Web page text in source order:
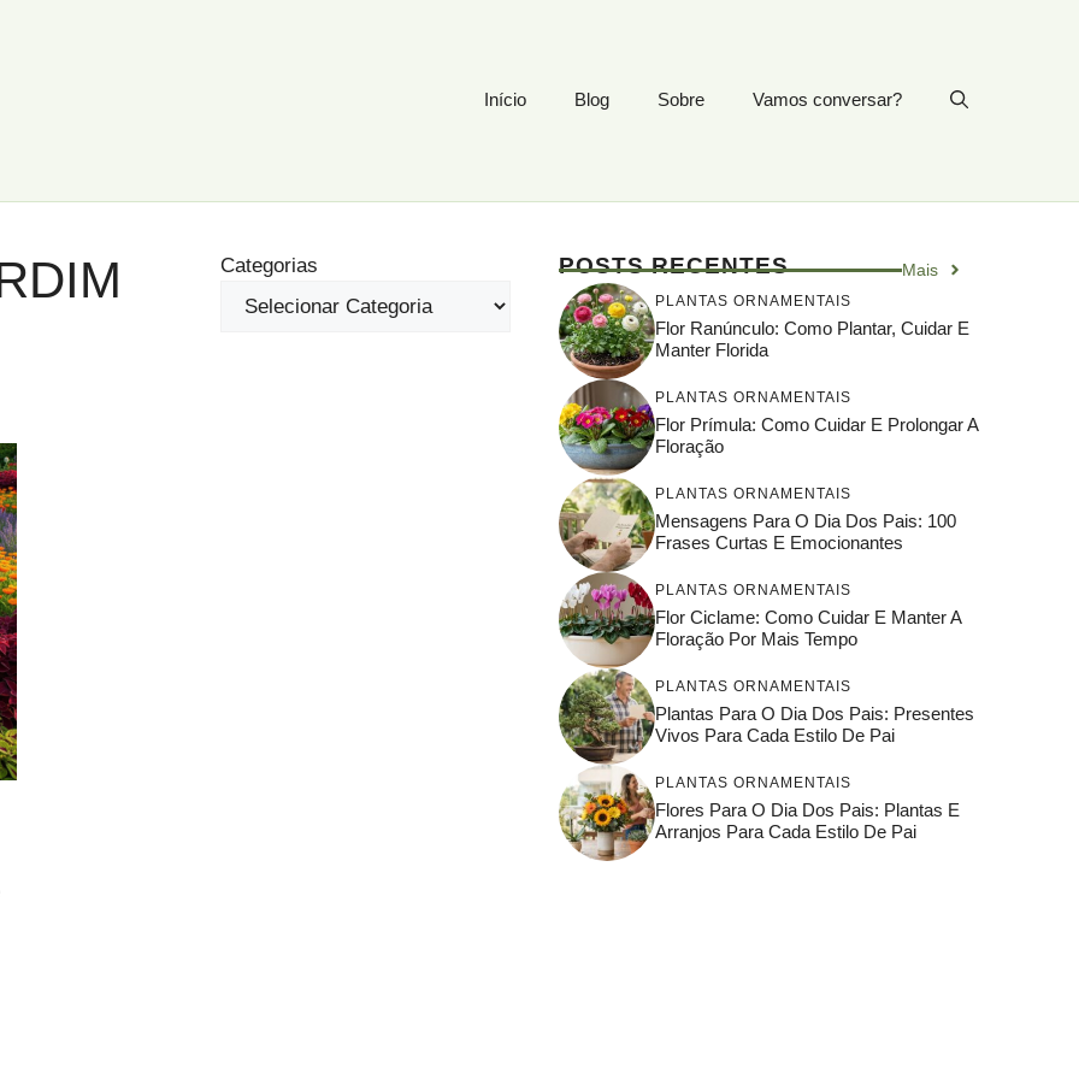
Início Blog Sobre Vamos conversar?
Categorias POSTS RECENTES Mais
PLANTAS ORNAMENTAIS
Flor Ranúnculo: Como Plantar, Cuidar E
Manter Florida
PLANTAS ORNAMENTAIS
Flor Prímula: Como Cuidar E Prolongar A
Floração
PLANTAS ORNAMENTAIS
Mensagens Para O Dia Dos Pais: 100
Frases Curtas E Emocionantes
PLANTAS ORNAMENTAIS
Flor Ciclame: Como Cuidar E Manter A
Floração Por Mais Tempo
PLANTAS ORNAMENTAIS
Plantas Para O Dia Dos Pais: Presentes
Vivos Para Cada Estilo De Pai
PLANTAS ORNAMENTAIS
Flores Para O Dia Dos Pais: Plantas E
Arranjos Para Cada Estilo De Pai